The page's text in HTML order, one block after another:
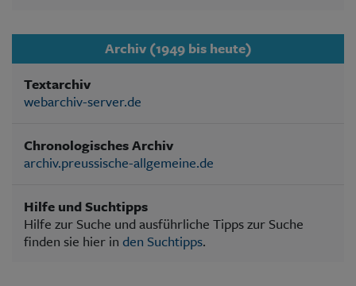
Archiv (1949 bis heute)
Textarchiv
webarchiv-server.de
Chronologisches Archiv
archiv.preussische-allgemeine.de
Hilfe und Suchtipps
Hilfe zur Suche und ausführliche Tipps zur Suche
finden sie hier in den Suchtipps.